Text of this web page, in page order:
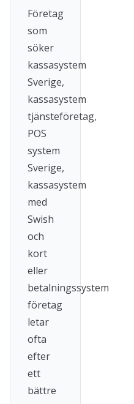
Företag
som
söker
kassasystem
Sverige,
kassasystem
tjänsteföretag,
POS
system
Sverige,
kassasystem
med
Swish
och
kort
eller
betalningssystem
företag
letar
ofta
efter
ett
bättre